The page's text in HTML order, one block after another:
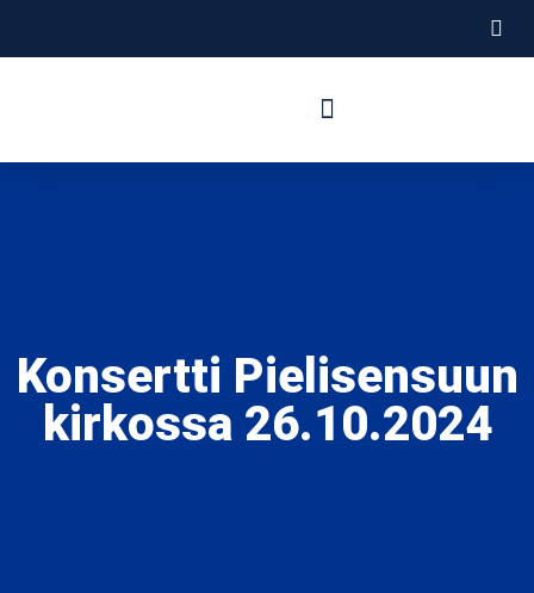
Konsertti Pielisensuun
kirkossa 26.10.2024